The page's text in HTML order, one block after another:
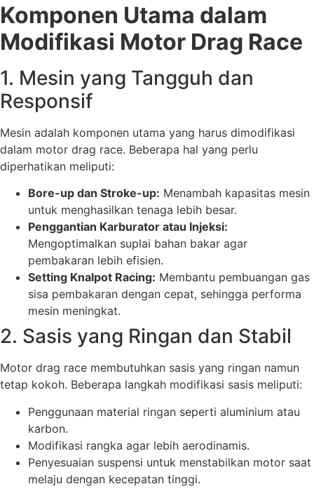
Komponen Utama dalam
Modifikasi Motor Drag Race
1. Mesin yang Tangguh dan
Responsif
Mesin adalah komponen utama yang harus dimodifikasi
dalam motor drag race. Beberapa hal yang perlu
diperhatikan meliputi:
Bore-up dan Stroke-up: Menambah kapasitas mesin
untuk menghasilkan tenaga lebih besar.
Penggantian Karburator atau Injeksi:
Mengoptimalkan suplai bahan bakar agar
pembakaran lebih efisien.
Setting Knalpot Racing: Membantu pembuangan gas
sisa pembakaran dengan cepat, sehingga performa
mesin meningkat.
2. Sasis yang Ringan dan Stabil
Motor drag race membutuhkan sasis yang ringan namun
tetap kokoh. Beberapa langkah modifikasi sasis meliputi:
Penggunaan material ringan seperti aluminium atau
karbon.
Modifikasi rangka agar lebih aerodinamis.
Penyesuaian suspensi untuk menstabilkan motor saat
melaju dengan kecepatan tinggi.